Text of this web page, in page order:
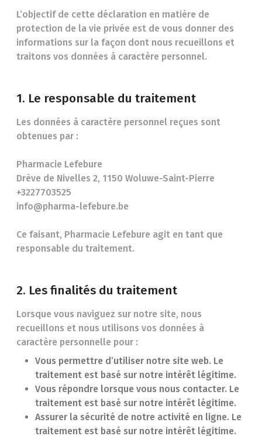
L’objectif de cette déclaration en matière de
protection de la vie privée est de vous donner des
informations sur la façon dont nous recueillons et
traitons vos données à caractère personnel.
1. Le responsable du traitement
Les données à caractère personnel reçues sont
obtenues par :
Pharmacie Lefebure
Drève de Nivelles 2, 1150 Woluwe-Saint-Pierre
+3227703525
info@pharma-lefebure.be
Ce faisant, Pharmacie Lefebure agit en tant que
responsable du traitement.
2. Les finalités du traitement
Lorsque vous naviguez sur notre site, nous
recueillons et nous utilisons vos données à
caractère personnelle pour :
Vous permettre d’utiliser notre site web. Le
traitement est basé sur notre intérêt légitime.
Vous répondre lorsque vous nous contacter. Le
traitement est basé sur notre intérêt légitime.
Assurer la sécurité de notre activité en ligne. Le
traitement est basé sur notre intérêt légitime.